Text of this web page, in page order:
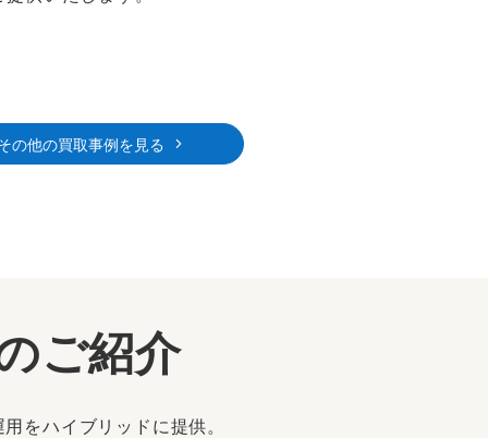
の他の買取事例を見る
ご紹介
をハイブリッドに提供。